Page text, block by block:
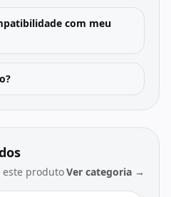
com meu
este produtoVer categoria →